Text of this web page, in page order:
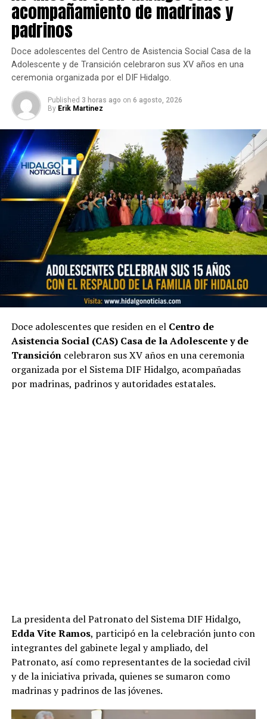
acompañamiento de madrinas y
padrinos
Doce adolescentes del Centro de Asistencia Social Casa de la
Adolescente y de Transición celebraron sus XV años en una
ceremonia organizada por el DIF Hidalgo.
Published 3 horas ago on 6 agosto, 2026
By Erik Martinez
Doce adolescentes que residen en el Centro de
Asistencia Social (CAS) Casa de la Adolescente y de
Transicióncelebraron sus XV años en una ceremonia
organizada por el Sistema DIF Hidalgo, acompañadas
por madrinas, padrinos y autoridades estatales.
La presidenta del Patronato del Sistema DIF Hidalgo,
Edda Vite Ramos, participó en la celebración junto con
integrantes del gabinete legal y ampliado, del
Patronato, así como representantes de la sociedad civil
y de la iniciativa privada, quienes se sumaron como
madrinas y padrinos de las jóvenes.